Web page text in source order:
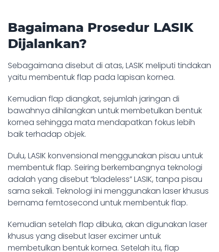
Bagaimana Prosedur LASIK
Dijalankan?
Sebagaimana disebut di atas, LASIK meliputi tindakan
yaitu membentuk flap pada lapisan kornea.
Kemudian flap diangkat, sejumlah jaringan di
bawahnya dihilangkan untuk membetulkan bentuk
kornea sehingga mata mendapatkan fokus lebih
baik terhadap objek.
Dulu, LASIK konvensional menggunakan pisau untuk
membentuk flap. Seiring berkembangnya teknologi
adalah yang disebut “bladeless” LASIK, tanpa pisau
sama sekali. Teknologi ini menggunakan laser khusus
bernama femtosecond untuk membentuk flap.
Kemudian setelah flap dibuka, akan digunakan laser
khusus yang disebut laser excimer untuk
membetulkan bentuk kornea. Setelah itu, flap